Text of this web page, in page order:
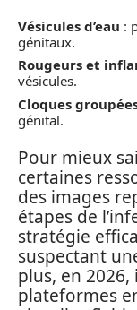
Vésicules d’eau :
génitaux.
Rougeurs et
vésicules.
Cloques
génital.
Pour mieux
certaines
des images
étapes de
stratégie
suspectant
plus, en
plateformes